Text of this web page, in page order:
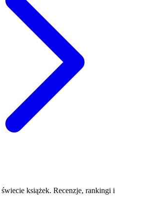
książek. Recenzje, rankingi i